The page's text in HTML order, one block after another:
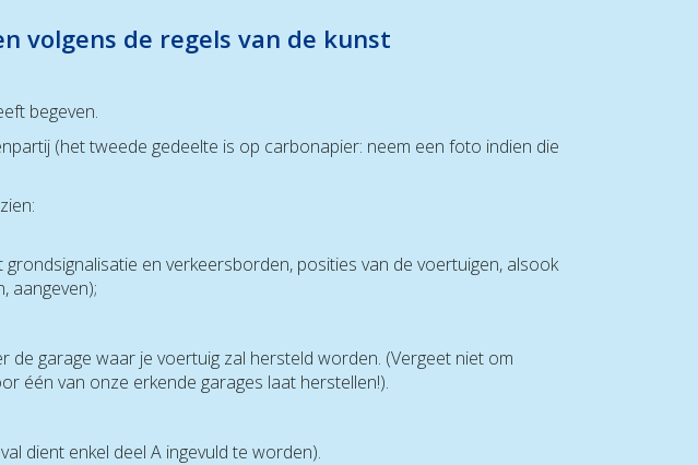
volgens de regels van de kunst
begeven.
(het tweede gedeelte is op carbonapier: neem een foto indien die
en verkeersborden, posities van de voertuigen, alsook
aangeven);
garage waar je voertuig zal hersteld worden. (Vergeet niet om
één van onze erkende garages laat herstellen!).
dient enkel deel A ingevuld te worden).